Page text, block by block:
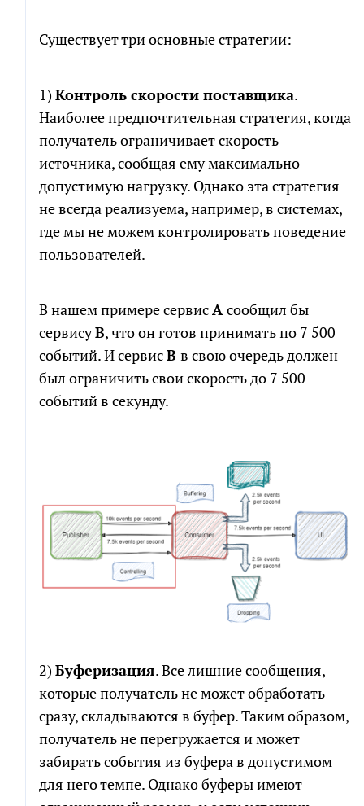
Существует три основные стратегии:
1)Контроль скорости поставщика.
Наиболее предпочтительная стратегия, когда
получатель ограничивает скорость
источника, сообщая ему максимально
допустимую нагрузку. Однако эта стратегия
не всегда реализуема, например, в системах,
где мы не можем контролировать поведение
пользователей.
В нашем примере сервисA сообщил бы
сервисуB, что он готов принимать по 7 500
событий. И сервисB в свою очередь должен
был ограничить свои скорость до 7 500
событий в секунду.
2)Буферизация. Все лишние сообщения,
которые получатель не может обработать
сразу, складываются в буфер. Таким образом,
получатель не перегружается и может
забирать события из буфера в допустимом
для него темпе. Однако буферы имеют